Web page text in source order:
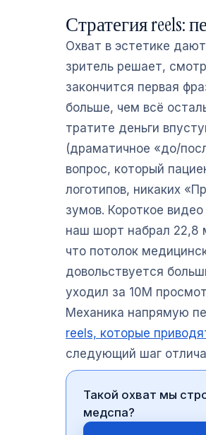
Стратегия reels:
Охват в эстетике
зритель решает,
закончится первая
больше, чем всё
тратите деньги
(драматичное «до/
вопрос, который
логотипов, никаких
зумов. Короткое
наш шорт набрал 22,8
что потолок
довольствуется
уходил за 10M
Механика напрямую
reels, которые
следующий шаг
Такой охват мы
медспа?